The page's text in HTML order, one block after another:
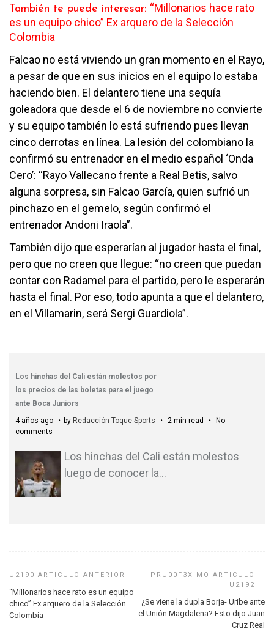
También te puede interesar: “Millonarios hace rato
es un equipo chico” Ex arquero de la Selección
Colombia
Falcao no está viviendo un gran momento en el Rayo,
a pesar de que en sus inicios en el equipo lo estaba
haciendo bien. El delantero tiene una sequía
goleadora que desde el 6 de noviembre no convierte
y su equipo también lo está sufriendo pues llevan
cinco derrotas en línea. La lesión del colombiano la
confirmó su entrenador en el medio español ‘Onda
Cero’: “Rayo Vallecano frente a Real Betis, salvo
alguna sorpresa, sin Falcao García, quien sufrió un
pinchazo en el gemelo, según confirmó el
entrenador Andoni Iraola”.
También dijo que esperarían al jugador hasta el final,
pero que no creen que llegue: “no creen que puedan
contar con Radamel para el partido, pero le esperarán
hasta el final. Por eso, todo apunta a que el delantero,
en el Villamarin, será Sergi Guardiola”.
Los hinchas del Cali están molestos por
los precios de las boletas para el juego
ante Boca Juniors
4 años ago
by Redacción Toque Sports 2 min read
No
comments
Los hinchas del Cali están molestos
luego de conocer la…
“Millonarios hace rato es un equipo
chico” Ex arquero de la Selección
Colombia
¿Se viene la dupla Borja- Uribe ante
el Unión Magdalena? Esto dijo Juan
Cruz Real